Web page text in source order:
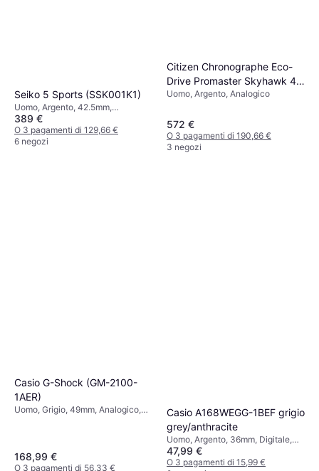
Seiko 5 Sports (SSK001K1)
Uomo, Argento, 42.5mm,
Analogico, Automatico
389 €
O 3 pagamenti di 129,66 €
6 negozi
Citizen Chronographe Eco-
Drive Promaster Skyhawk 43
mm
Uomo, Argento, Analogico
572 €
O 3 pagamenti di 190,66 €
3 negozi
Casio G-Shock (GM-2100-
1AER)
Uomo, Grigio, 49mm, Analogico,
168,99 €
O 3 pagamenti di 56,33 €
Casio A168WEGG-1BEF grigio
grey/anthracite
Uomo, Argento, 36mm, Digitale,
Quarzo
47,99 €
O 3 pagamenti di 15,99 €